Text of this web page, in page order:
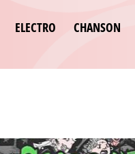
ELECTRO CHANSON